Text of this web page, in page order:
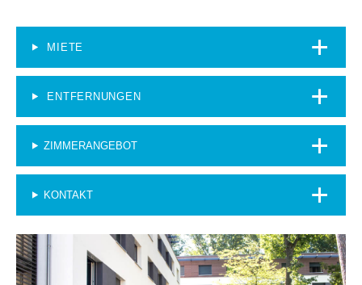
MIETE
ENTFERNUNGEN
ZIMMERANGEBOT
KONTAKT